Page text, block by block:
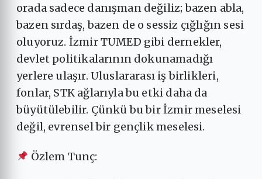
orada sadece danışman değiliz; bazen abla,
bazen sırdaş, bazen de o sessiz çığlığın sesi
oluyoruz. İzmir TUMED gibi dernekler,
devlet politikalarının dokunamadığı
yerlere ulaşır. Uluslararası iş birlikleri,
fonlar, STK ağlarıyla bu etki daha da
büyütülebilir. Çünkü bu bir İzmir meselesi
değil, evrensel bir gençlik meselesi.
Özlem Tunç: